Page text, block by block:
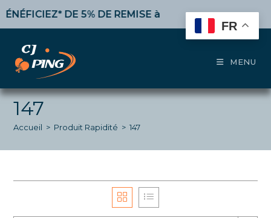
Skip
DE 5% DE REMISEà partir de 50€ d’achat,
MENU
147
Accueil > Produit Rapidité > 147
FR